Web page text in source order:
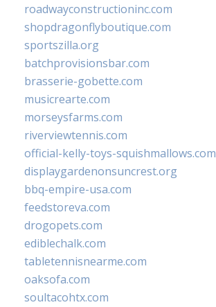
roadwayconstructioninc.com
shopdragonflyboutique.com
sportszilla.org
batchprovisionsbar.com
brasserie-gobette.com
musicrearte.com
morseysfarms.com
riverviewtennis.com
official-kelly-toys-squishmallows.com
displaygardenonsuncrest.org
bbq-empire-usa.com
feedstoreva.com
drogopets.com
ediblechalk.com
tabletennisnearme.com
oaksofa.com
soultacohtx.com